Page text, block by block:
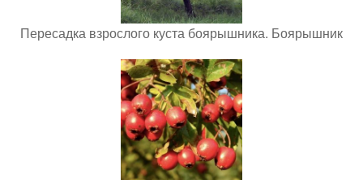
Пересадка взрослого куста боярышника. Боярышник